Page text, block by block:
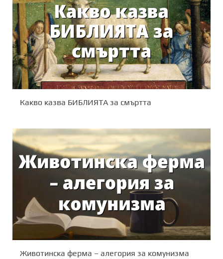
Какво казва БИБЛИЯТА за смъртта
Животинска ферма – алегория за комунизма